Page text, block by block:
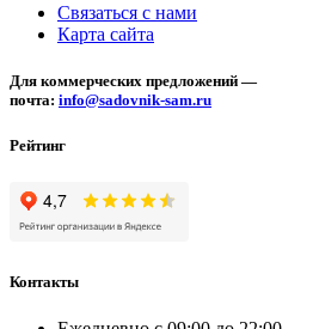
Связаться с нами
Карта сайта
Для коммерческих предложений —
почта: info@sadovnik-sam.ru
Рейтинг
Контакты